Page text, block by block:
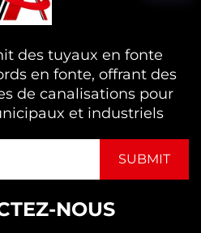
des tuyaux en fonte
en fonte, offrant des
de canalisations pour
et industriels
NOUS